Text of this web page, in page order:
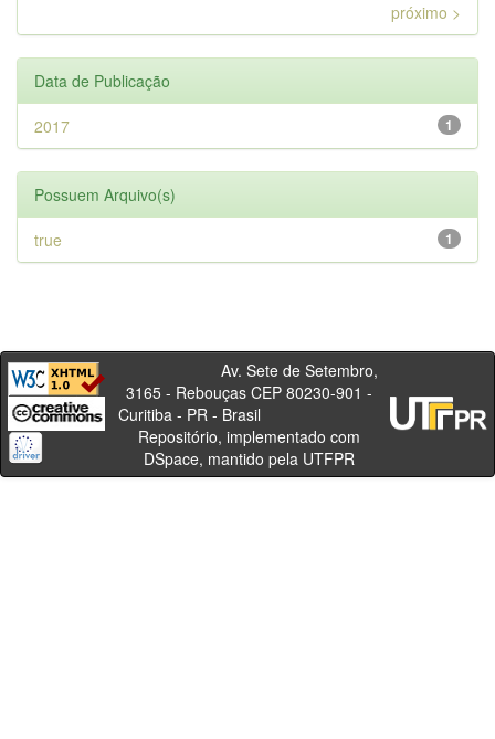
próximo >
Data de Publicação
1
2017
Possuem Arquivo(s)
1
true
Av. Sete de Setembro,
3165 - Rebouças CEP 80230-901 -
Curitiba - PR - Brasil
Repositório, implementado com
DSpace, mantido pela UTFPR